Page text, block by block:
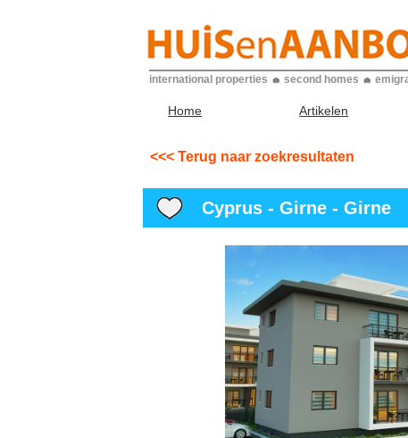
international properties second homes
Home Artikelen
<<< Terug naar zoekresultaten
Cyprus - Girne - Girne